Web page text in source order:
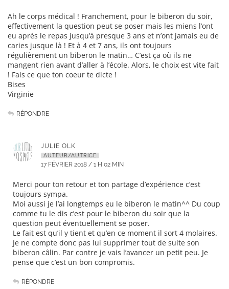
Ah le corps médical ! Franchement, pour le biberon du soir,
effectivement la question peut se poser mais les miens l’ont
eu après le repas jusqu’à presque 3 ans et n’ont jamais eu de
caries jusque là ! Et à 4 et 7 ans, ils ont toujours
régulièrement un biberon le matin… C’est ça où ils ne
mangent rien avant d’aller à l’école. Alors, le choix est vite fait
! Fais ce que ton coeur te dicte !
Bises
Virginie
RÉPONDRE
JULIE OLK
AUTEUR/AUTRICE
17 FÉVRIER 2018 / 1 H 02 MIN
Merci pour ton retour et ton partage d’expérience c’est
toujours sympa.
Moi aussi je l’ai longtemps eu le biberon le matin^^ Du coup
comme tu le dis c’est pour le biberon du soir que la
question peut éventuellement se poser.
Le fait est qu’il y tient et qu’en ce moment il sort 4 molaires.
Je ne compte donc pas lui supprimer tout de suite son
biberon câlin. Par contre je vais l’avancer un petit peu. Je
pense que c’est un bon compromis.
RÉPONDRE